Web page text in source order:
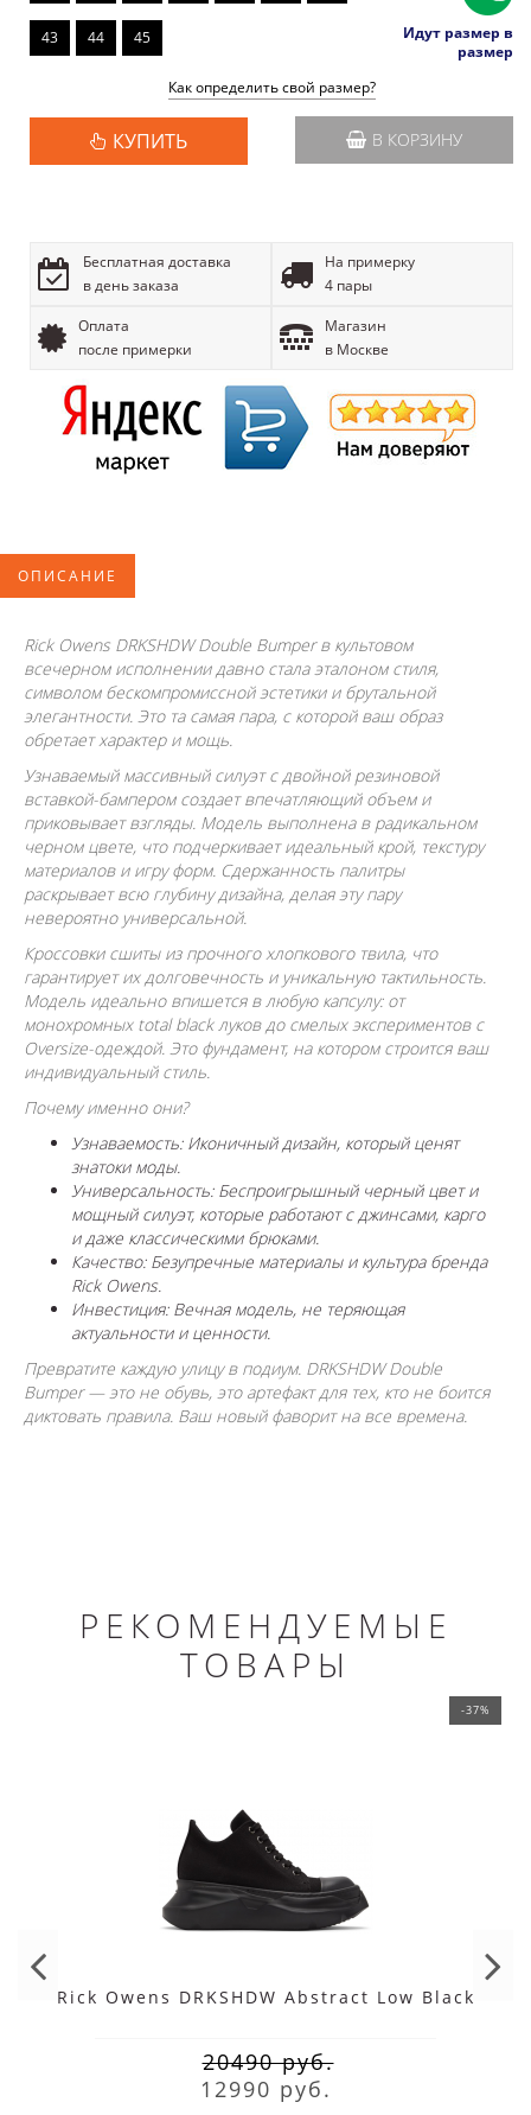
43 44 45
Идут размер в
размер
Как определить свой размер?
КУПИТЬ В КОРЗИНУ
Бесплатная доставка
в день заказа
На примерку
4 пары
Оплата
после примерки
Магазин
в Москве
ОПИСАНИЕ
Rick Owens DRKSHDW Double Bumper в культовом
всечерном исполнении давно стала эталоном стиля,
символом бескомпромиссной эстетики и брутальной
элегантности. Это та самая пара, с которой ваш образ
обретает характер и мощь.
Узнаваемый массивный силуэт с двойной резиновой
вставкой-бампером создает впечатляющий объем и
приковывает взгляды. Модель выполнена в радикальном
черном цвете, что подчеркивает идеальный крой, текстуру
материалов и игру форм. Сдержанность палитры
раскрывает всю глубину дизайна, делая эту пару
невероятно универсальной.
Кроссовки сшиты из прочного хлопкового твила, что
гарантирует их долговечность и уникальную тактильность.
Модель идеально впишется в любую капсулу: от
монохромных total black луков до смелых экспериментов с
Oversize-одеждой. Это фундамент, на котором строится ваш
индивидуальный стиль.
Почему именно они?
Узнаваемость: Иконичный дизайн, который ценят
знатоки моды.
Универсальность: Беспроигрышный черный цвет и
мощный силуэт, которые работают с джинсами, карго
и даже классическими брюками.
Качество: Безупречные материалы и культура бренда
Rick Owens.
Инвестиция: Вечная модель, не теряющая
актуальности и ценности.
Превратите каждую улицу в подиум. DRKSHDW Double
Bumper — это не обувь, это артефакт для тех, кто не боится
диктовать правила. Ваш новый фаворит на все времена.
РЕКОМЕНДУЕМЫЕ
ТОВАРЫ
-37%
Rick Owens DRKSHDW Abstract Low Black
20490 руб.
12990 руб.